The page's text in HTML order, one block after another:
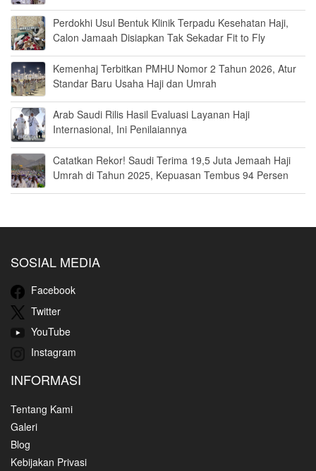
Perdokhi Usul Bentuk Klinik Terpadu Kesehatan Haji,
Calon Jamaah Disiapkan Tak Sekadar Fit to Fly
Kemenhaj Terbitkan PMHU Nomor 2 Tahun 2026, Atur
Standar Baru Usaha Haji dan Umrah
Arab Saudi Rilis Hasil Evaluasi Layanan Haji
Internasional, Ini Penilaiannya
Catatkan Rekor! Saudi Terima 19,5 Juta Jemaah Haji
Umrah di Tahun 2025, Kepuasan Tembus 94 Persen
SOSIAL MEDIA
Facebook
Twitter
YouTube
Instagram
INFORMASI
Tentang Kami
Galeri
Blog
Kebijakan Privasi